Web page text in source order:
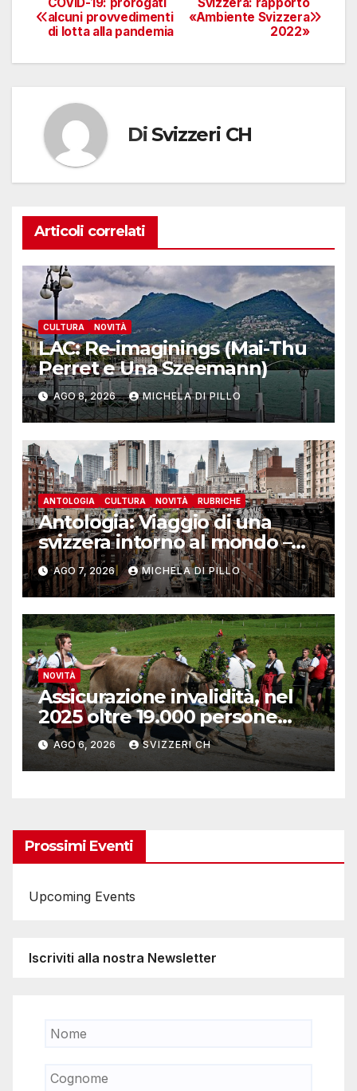
Navigazione
articoli
«Ambiente Svizzera
2022»
alcuni provvedimenti
di lotta alla pandemia
Di Svizzeri CH
Articoli correlati
CULTURA NOVITÀ
LAC: Re-imaginings (Mai-Thu
Perret e Una Szeemann)
AGO 8, 2026 MICHELA DI PILLO
ANTOLOGIA CULTURA NOVITÀ RUBRICHE
Antologia: Viaggio di una
svizzera intorno al mondo –
Yosemite
AGO 7, 2026 MICHELA DI PILLO
NOVITÀ
Assicurazione invalidità, nel
2025 oltre 19.000 persone
reinserite nel mercato del
lavoro
AGO 6, 2026 SVIZZERI CH
Prossimi Eventi
Upcoming Events
Iscriviti alla nostra Newsletter